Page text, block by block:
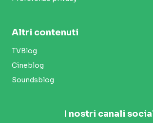
Altri contenuti
TVBlog
Cineblog
Soundsblog
I nostri canali